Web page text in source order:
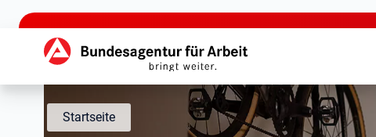
zu den Hauptinhalten springen
Hauptnavigation
Startseite